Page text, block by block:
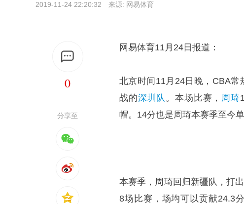
2019-11-24 22:20:32 来源: 网易体育
0
分享至
网易体育11月24日报道：
北京时间11月24日晚，CBA
战的深圳队 。本场比赛， 周琦
帽。14分也是周琦本赛季至今单
本赛季，周琦回归新疆队，打
8场比赛，场均可以贡献24.3